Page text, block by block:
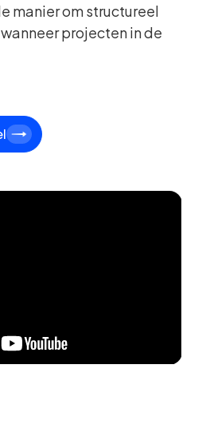
manier om structureel
projecten in de